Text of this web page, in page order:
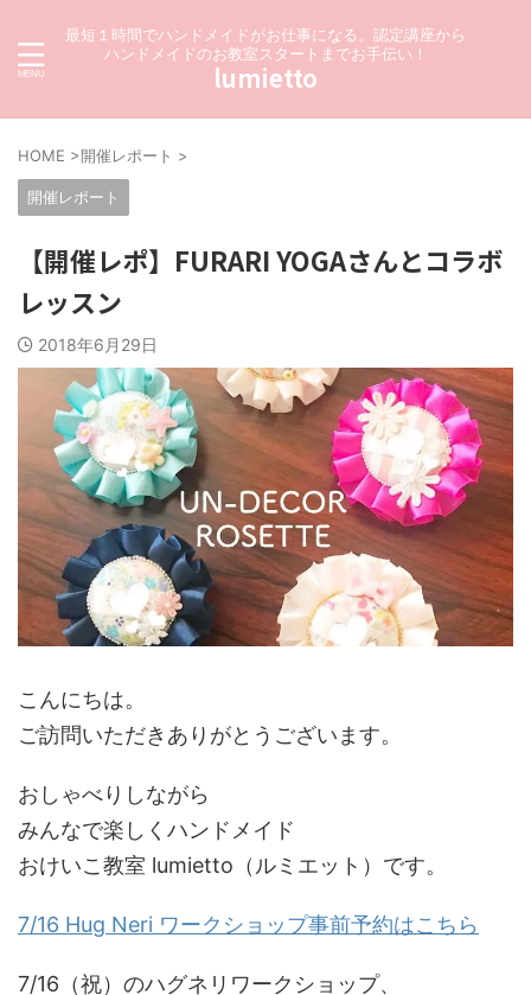
最短１時間でハンドメイドがお仕事になる。認定講座から
ハンドメイドのお教室スタートまでお手伝い！
lumietto
HOME >開催レポート >
開催レポート
【開催レポ】FURARI YOGAさんとコラボ
レッスン
2018年6月29日
こんにちは。
ご訪問いただきありがとうございます。
おしゃべりしながら
みんなで楽しくハンドメイド
おけいこ教室 lumietto（ルミエット）です。
7/16 Hug Neri ワークショップ事前予約はこちら
7/16（祝）のハグネリワークショップ、